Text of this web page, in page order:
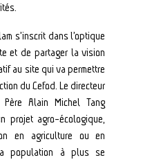
s’inscrit dans l’optique
et de partager la vision
au site qui va permettre
du Cefod. Le directeur
Père Alain Michel Tang
projet agro-écologique,
en agriculture ou en
population à plus se